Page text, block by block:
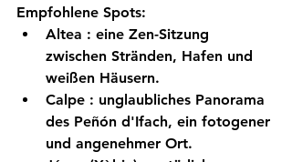
Empfohlene Spots:
Altea : eine Zen-Sitzung
zwischen Stränden, Hafen und
weißen Häusern.
Calpe : unglaubliches Panorama
des Peñón d'Ifach, ein fotogener
und angenehmer Ort.